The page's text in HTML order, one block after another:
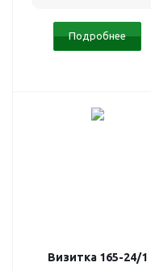
Подробнее
Визитка 165-24/1